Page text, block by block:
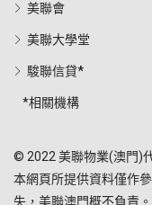
美聯會
美聯大學堂
駿聯信貸*
*相關機構
© 2022 美聯物業(澳門)
本網頁所提供資料僅作
失，美聯澳門概不負責。